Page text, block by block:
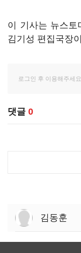
이 기사는 뉴스
김기성 편집국장
댓글 0
김동훈